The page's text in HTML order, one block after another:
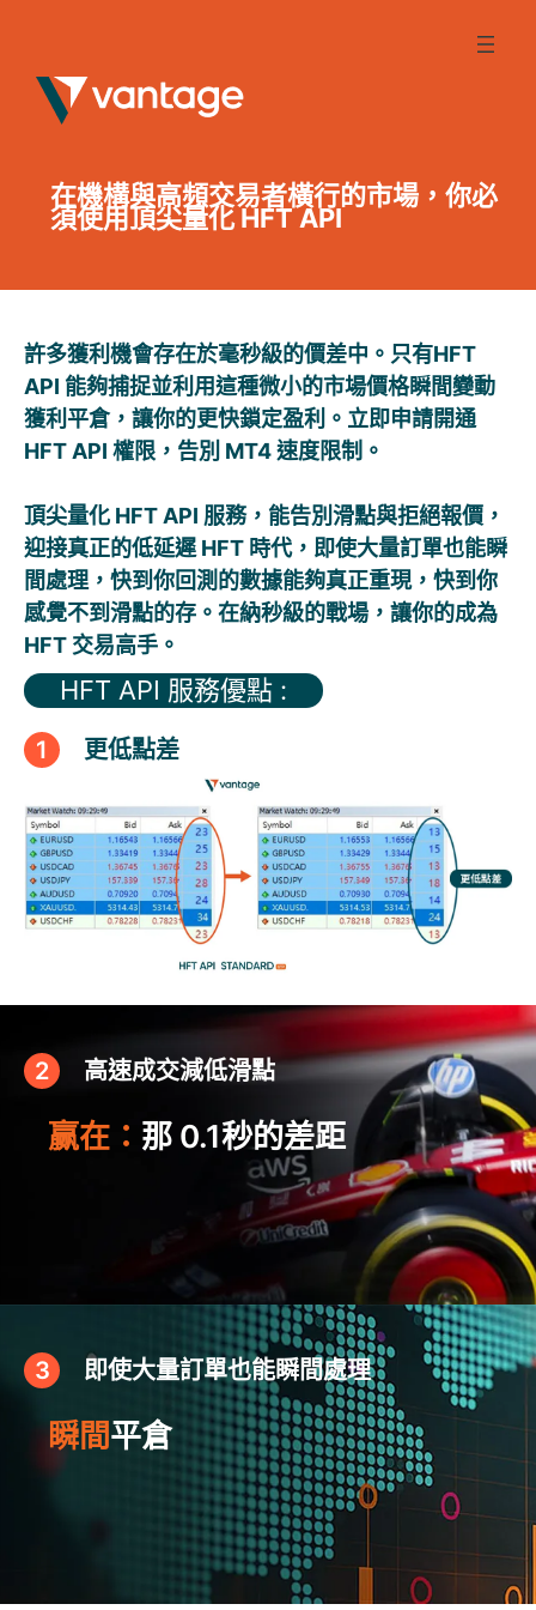
在機構與高頻交易者橫行的市場，你必
須使用頂尖量化 HFT API
許多獲利機會存在於毫秒級的價差中。只有HFT
API 能夠捕捉並利用這種微小的市場價格瞬間變動
獲利平倉，讓你的更快鎖定盈利。立即申請開通
HFT API 權限，告別 MT4 速度限制。
頂尖量化 HFT API 服務，能告別滑點與拒絕報價，
迎接真正的低延遲 HFT 時代，即使大量訂單也能瞬
間處理，快到你回測的數據能夠真正重現，快到你
感覺不到滑點的存。在納秒級的戰場，讓你的成為
HFT 交易高手。
HFT API 服務優點 :
1 更低點差
2 高速成交減低滑點
赢在： 那 0.1秒的差距
3 即使大量訂單也能瞬間處理
瞬間平倉